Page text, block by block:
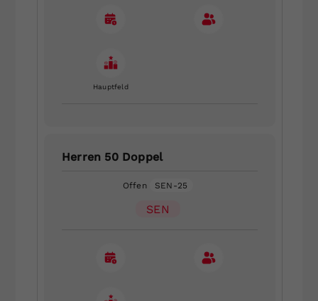
Hauptfeld
Herren 50 Doppel
Offen SEN-25
SEN